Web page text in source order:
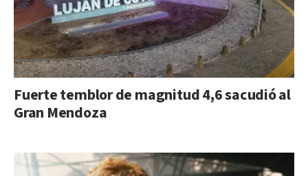
Fuerte temblor de magnitud 4,6 sacudió al
Gran Mendoza